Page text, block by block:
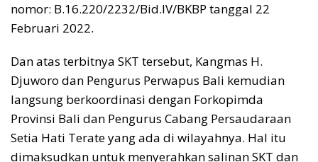
nomor: B.16.220/2232/Bid.IV/BKBP tanggal 22
Februari 2022.
Dan atas terbitnya SKT tersebut, Kangmas H.
Djuworo dan Pengurus Perwapus Bali kemudian
langsung berkoordinasi dengan Forkopimda
Provinsi Bali dan Pengurus Cabang Persaudaraan
Setia Hati Terate yang ada di wilayahnya. Hal itu
dimaksudkan untuk menyerahkan salinan SKT dan